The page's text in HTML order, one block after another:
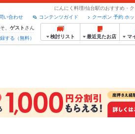
にんにく料理/仙台駅のおすすめ・
クーポン 予約 ホ
コンテンツガイド
い合わせ
、 ゲスト さん
する（無料）
検討リスト 最近見たお店 マ